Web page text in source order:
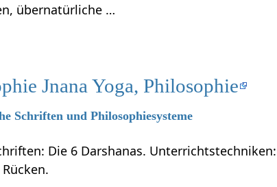
übernatürliche …
Jnana Yoga, Philosophie
Schriften und Philosophiesysteme
Die 6 Darshanas.